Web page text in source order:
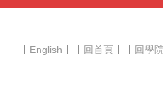
English 回首頁 回學院